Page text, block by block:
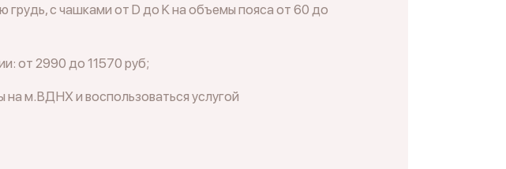
с чашками от D до K на объемы пояса от 60 до
от 2990 до 11570 руб;
м.ВДНХ и воспользоваться услугой